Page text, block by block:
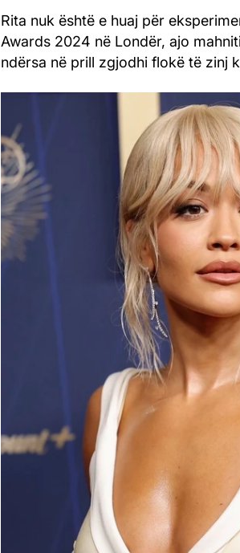
Rita nuk është e huaj për
Awards 2024 në Londër, ajo
ndërsa në prill zgjodhi flokë të zinj